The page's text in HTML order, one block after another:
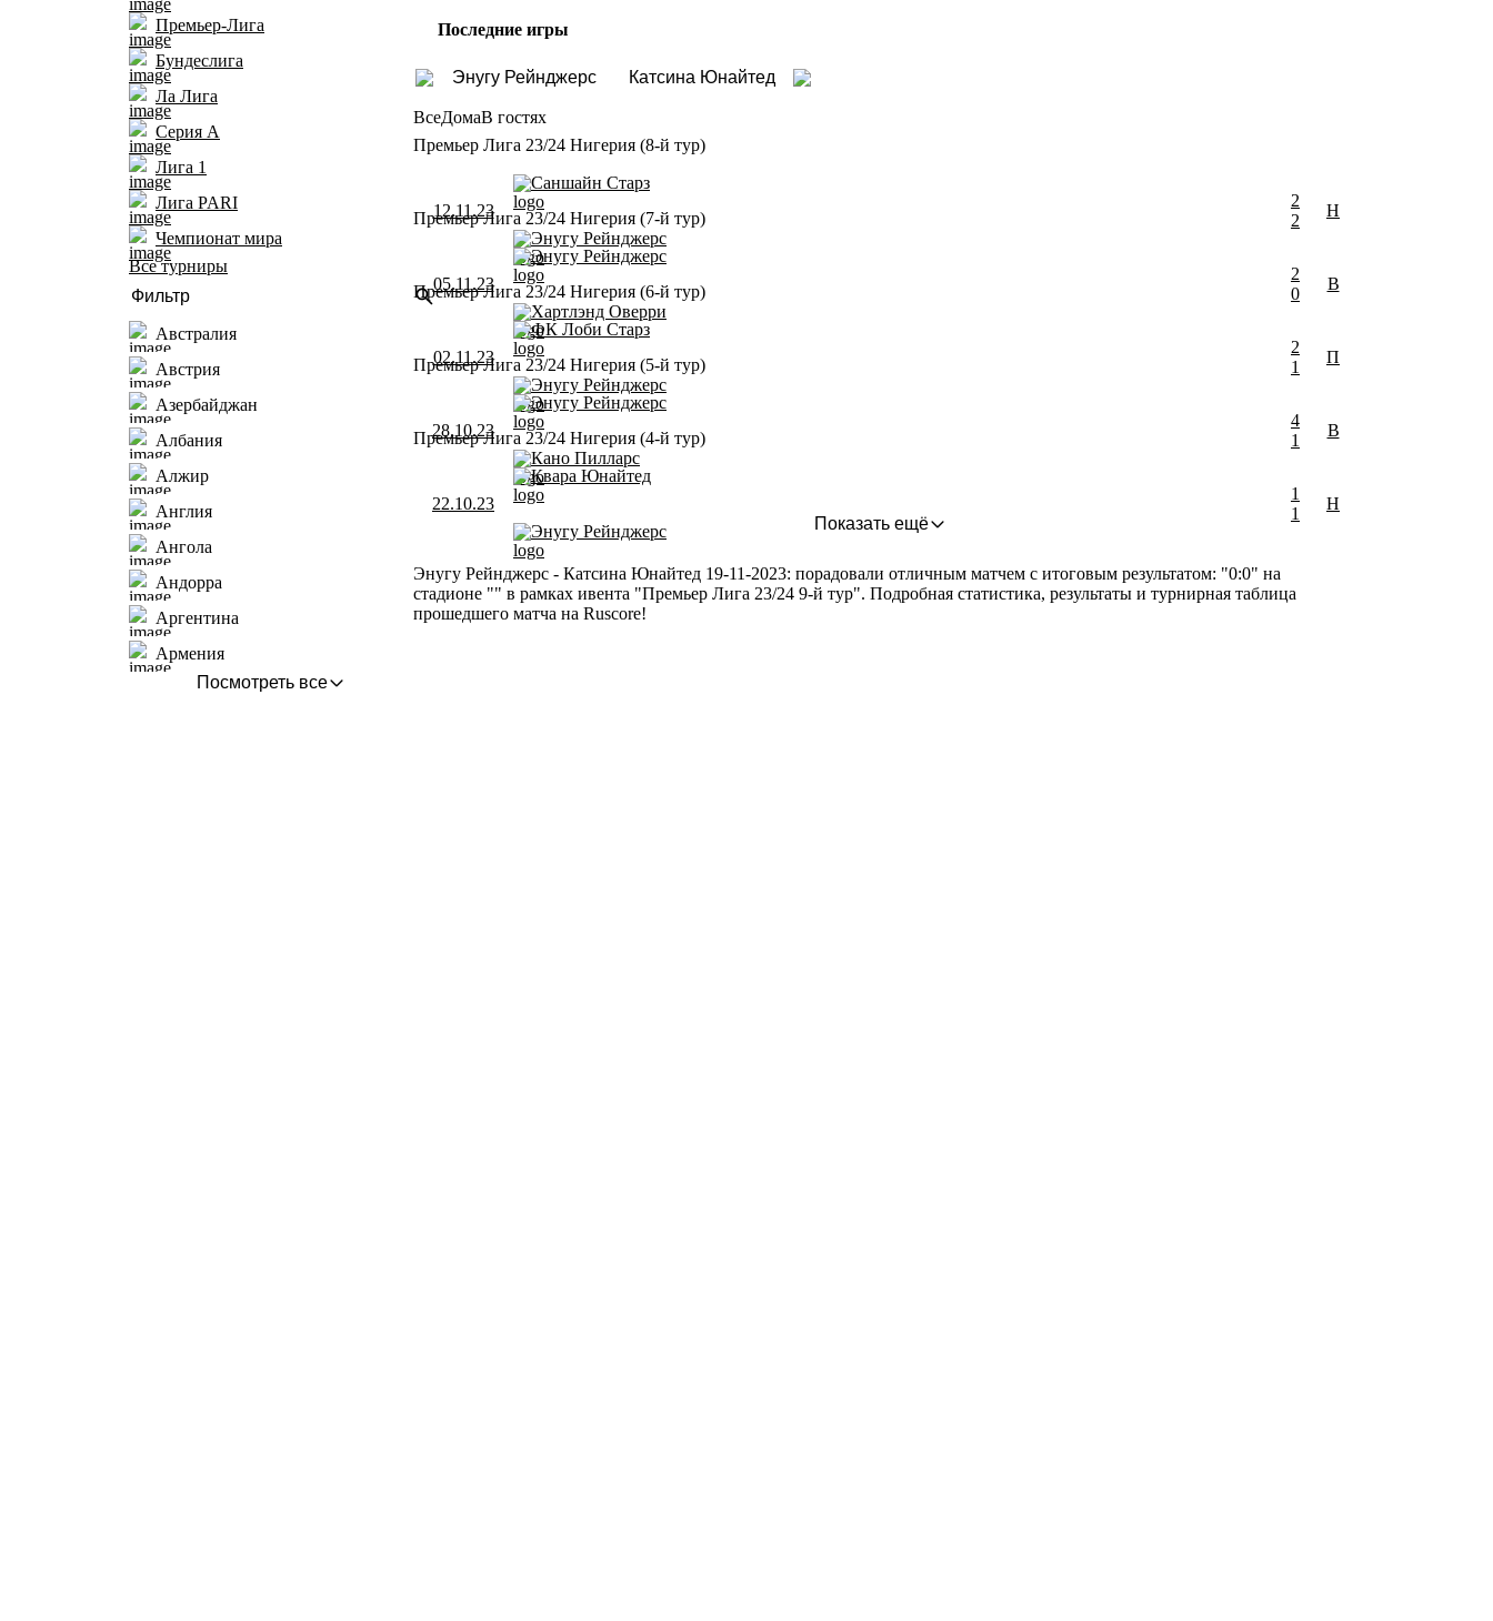
Премьер-Лига
Бундеслига
Ла Лига
Серия А
Лига 1
Лига PARI
Чемпионат мира
Все турниры
Австралия
Австрия
Азербайджан
Албания
Алжир
Англия
Ангола
Андорра
Аргентина
Армения
Посмотреть все
Последние игры
Энугу Рейнджерс Катсина Юнайтед
ВсеДомаВ гостях
Премьер Лига 23/24 Нигерия (8-й тур)
12.11.23
Саншайн Старз
Энугу Рейнджерс
2
2
Н
Премьер Лига 23/24 Нигерия (7-й тур)
05.11.23
Энугу Рейнджерс
Хартлэнд Оверри
2
0
В
Премьер Лига 23/24 Нигерия (6-й тур)
02.11.23
ФК Лоби Старз
Энугу Рейнджерс
2
1
П
Премьер Лига 23/24 Нигерия (5-й тур)
28.10.23
Энугу Рейнджерс
Кано Пилларс
4
1
В
Премьер Лига 23/24 Нигерия (4-й тур)
22.10.23
Квара Юнайтед
Энугу Рейнджерс
1
1
Н
Показать ещё
Энугу Рейнджерс - Катсина Юнайтед 19-11-2023: порадовали отличным матчем с итоговым результатом: "0:0" на
стадионе "" в рамках ивента "Премьер Лига 23/24 9-й тур". Подробная статистика, результаты и турнирная таблица
прошедшего матча на Ruscore!